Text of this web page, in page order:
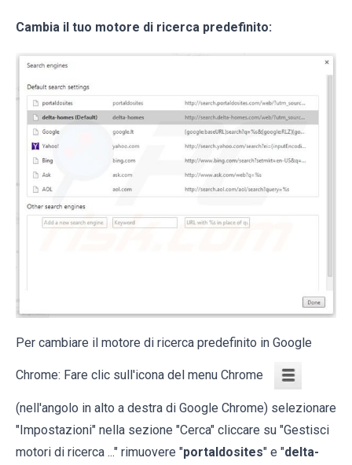
Cambia il tuo motore di ricerca predefinito:
Per cambiare il motore di ricerca predefinito in Google
Chrome: Fare clic sull'icona del menu Chrome
(nell'angolo in alto a destra di Google Chrome) selezionare
"Impostazioni" nella sezione "Cerca" cliccare su "Gestisci
motori di ricerca ..." rimuovere "portaldosites" e "delta-